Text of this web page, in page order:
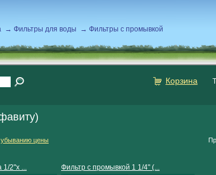
→ Фильтры для воды → Фильтры с промывкой
Корзина
убыванию цены
2"х ...
Фильтр с промывкой 1 1/4" (...